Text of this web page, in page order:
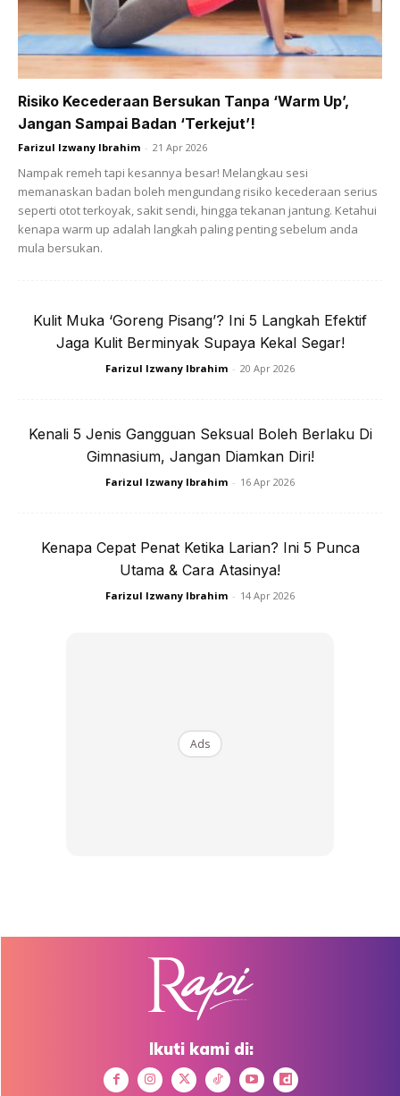
Tular kenyataan seorang pempengaruh di negara seberang
Menganjak ke usia awal 40, Elizad tetap menyimpan hasrat
untuk memiliki zuriat namun sehingga kini tidak
dikurnikanNya.
muda, Elizad sama sekali tidak setuju dengan pendapat
pempengaruh itu. Bergantung pada kehidupan seseorang,
sama ada tidak punyai anak atau mempunyai anak
pastinya persoalan ini tidak akan timbul.
Kena Pandai Elak Stress
Risiko Kecederaan Bersukan Tanpa ‘Warm Up’,
Jangan Sampai Badan ‘Terkejut’!
Farizul Izwany Ibrahim - 21 Apr 2026
Nampak remeh tapi kesannya besar! Melangkau sesi
memanaskan badan boleh mengundang risiko kecederaan serius
seperti otot terkoyak, sakit sendi, hingga tekanan jantung. Ketahui
kenapa warm up adalah langkah paling penting sebelum anda
mula bersukan.
Kulit Muka ‘Goreng Pisang’? Ini 5 Langkah Efektif
Jaga Kulit Berminyak Supaya Kekal Segar!
Farizul Izwany Ibrahim - 20 Apr 2026
Kenali 5 Jenis Gangguan Seksual Boleh Berlaku Di
Gimnasium, Jangan Diamkan Diri!
Farizul Izwany Ibrahim - 16 Apr 2026
Kenapa Cepat Penat Ketika Larian? Ini 5 Punca
Utama & Cara Atasinya!
Farizul Izwany Ibrahim - 14 Apr 2026
Ads
Ikuti kami di: